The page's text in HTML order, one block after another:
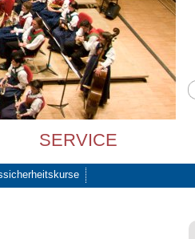
SERVICE